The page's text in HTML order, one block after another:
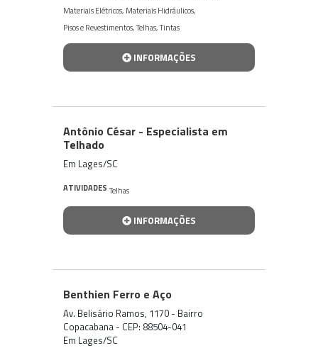
Materiais Elétricos, Materiais Hidráulicos,
Pisos e Revestimentos,Telhas,Tintas
INFORMAÇÕES
Antônio César - Especialista em
Telhado
Em Lages/SC
ATIVIDADES Telhas
INFORMAÇÕES
Benthien Ferro e Aço
Av. Belisário Ramos, 1170 - Bairro
Copacabana - CEP: 88504-041
Em Lages/SC